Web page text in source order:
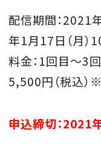
配信期間：2021
年1月 17日（月）
料金： 1回目～3
5,500円（税込） ※
申込締切：2021